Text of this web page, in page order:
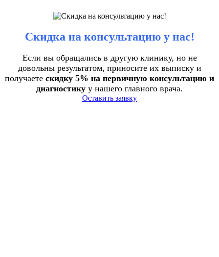
Скидка на консультацию у нас!
Если вы обращались в другую клинику, но не
довольны результатом, приносите их выписку и
получаете скидку 5% на первичную консультацию и
диагностику у нашего главного врача.
Оставить заявку